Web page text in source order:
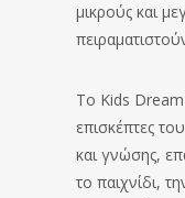
μικρούς και
Το Kids
επισκέπτες
και γνώσης,
το παιχνίδι,